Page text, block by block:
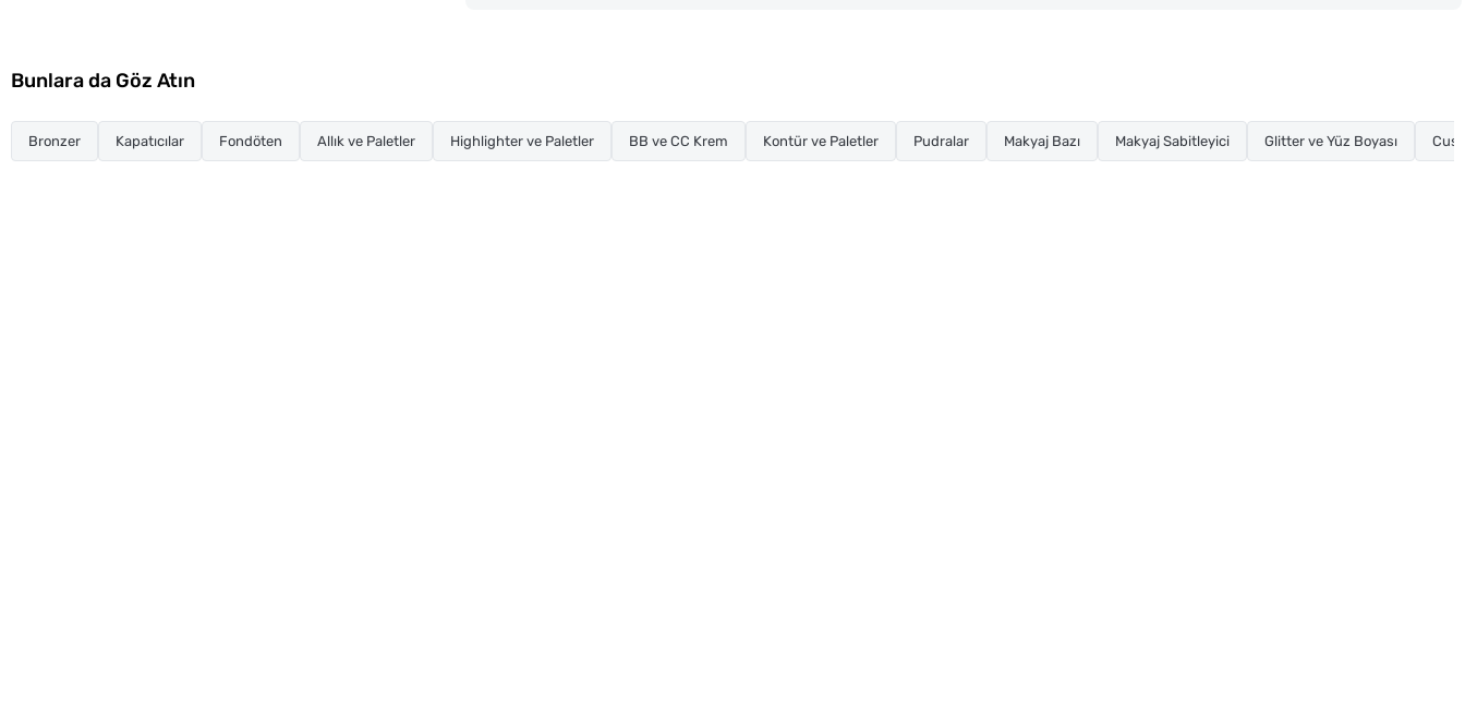
Bunlara da Göz Atın
Bronzer Kapatıcılar Fondöten Allık ve Paletler Highlighter ve Paletler BB ve CC Krem Kontür ve Paletler Pudralar Makyaj Bazı Makyaj Sabitleyici Glitter ve Yüz Boyası